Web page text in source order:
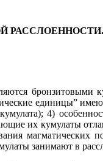
РАССЛОЕННОСТИ.
бронзитовыми
единицы”
4)
их кумулаты
магматических
занимают в